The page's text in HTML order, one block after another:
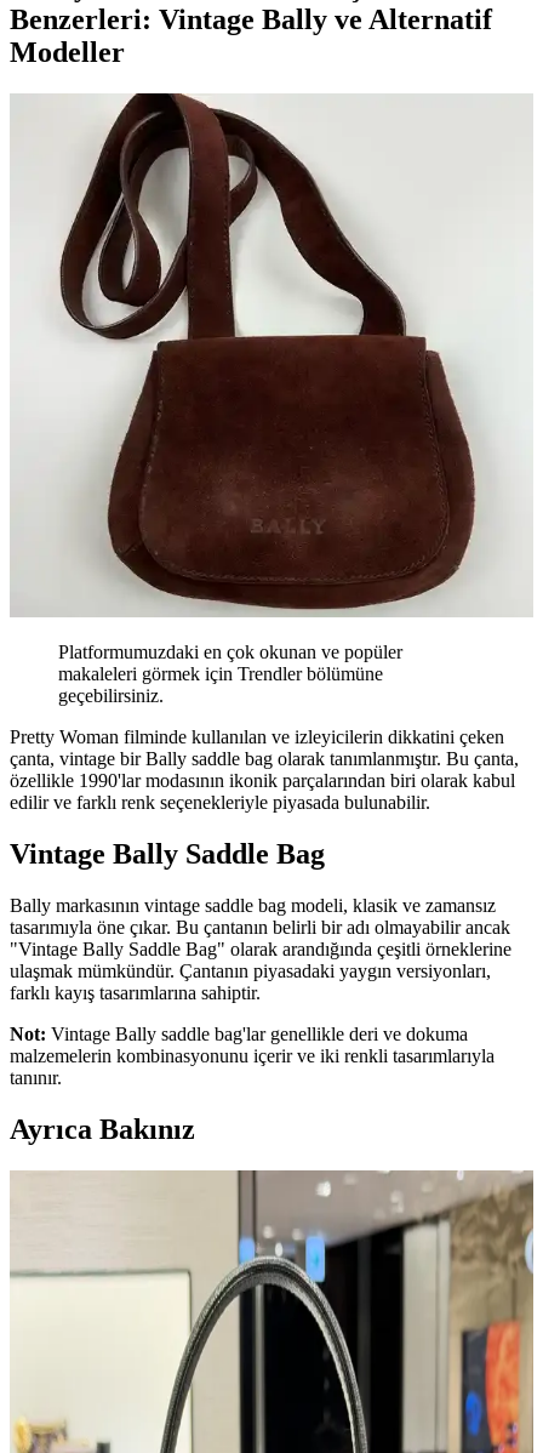
Benzerleri: Vintage Bally ve Alternatif
Modeller
Platformumuzdaki en çok okunan ve popüler
makaleleri görmek için Trendler bölümüne
geçebilirsiniz.
Pretty Woman filminde kullanılan ve izleyicilerin dikkatini çeken
çanta, vintage bir Bally saddle bag olarak tanımlanmıştır. Bu çanta,
özellikle 1990'lar modasının ikonik parçalarından biri olarak kabul
edilir ve farklı renk seçenekleriyle piyasada bulunabilir.
Vintage Bally Saddle Bag
Bally markasının vintage saddle bag modeli, klasik ve zamansız
tasarımıyla öne çıkar. Bu çantanın belirli bir adı olmayabilir ancak
"Vintage Bally Saddle Bag" olarak arandığında çeşitli örneklerine
ulaşmak mümkündür. Çantanın piyasadaki yaygın versiyonları,
farklı kayış tasarımlarına sahiptir.
Not: Vintage Bally saddle bag'lar genellikle deri ve dokuma
malzemelerin kombinasyonunu içerir ve iki renkli tasarımlarıyla
tanınır.
Ayrıca Bakınız
Modifiye Edilmiş Vintage REI Sırt Çantası: Hafiflik
ve Fonksiyonellik Üzerine Teknik İnceleme
Vintage REI sırt çantasının modifikasyonları, hafiflik ve
fonksiyonelliği artırarak günlük kullanım ve seyahat için optimize
edilmiştir. Teknik müdahaleler ergonomi ve dayanıklılığı
İkinci El Çanta Koleksiyonculuğu: Deneyimler,
Markalar ve Alım İpuçları